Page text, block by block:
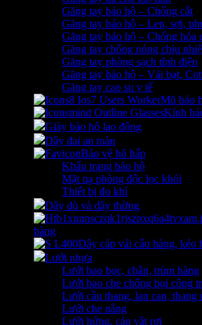
Găng tay bảo hộ – Chống cắt
Găng tay bảo hộ – Len, sợi,
Găng tay bảo hộ – Chống hóa
Găng tay chống nóng chịu
Găng tay phòng sạch tĩnh điện
Găng tay bảo hộ – Vải bạt,
Găng tay cao su y tế
Mũ bảo
Kính
Giày bảo hộ lao động
Dây đai an toàn
Bảo vệ hô hấp
Khẩu trang bảo hộ
Mặt nạ phòng độc lọc khói
Thiết bị đo khí
Dây dù và dây thừng
hàng
Dây cáp vải cẩu hàng, kéo
Lưới nhựa
Lưới bao bọc, chắn, trùm hàng
Lưới bao che chống bụi công
Lưới cầu thang, lan can, thang
Lưới che nắng
Lưới hứng, cản vật rơi